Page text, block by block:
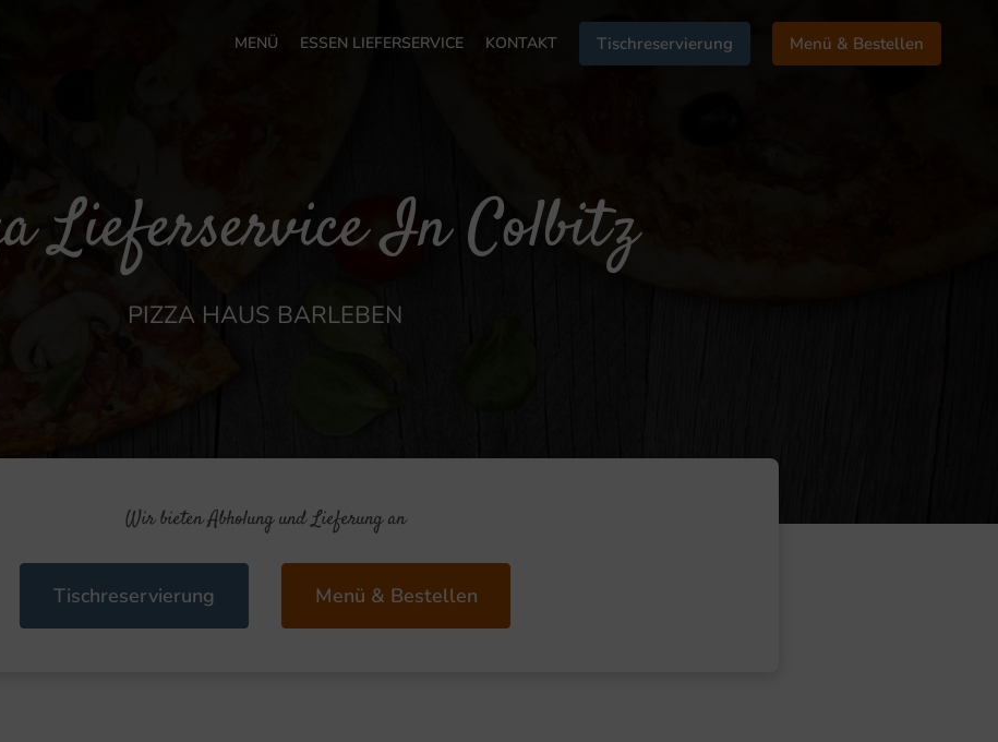
MENÜ ESSEN LIEFERSERVICE KONTAKT Tischreservierung Menü & Bestellen
Lieferservice In Colbitz
PIZZA HAUS BARLEBEN
Wir bieten Abholung und Lieferung an
Tischreservierung Menü & Bestellen